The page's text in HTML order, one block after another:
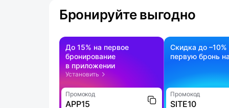
Бронируйте выгодно
До 15% на первое
бронирование
в приложении
Установить
Промокод
APP15
Скидка до –10%
первую бронь
Промокод
SITE10